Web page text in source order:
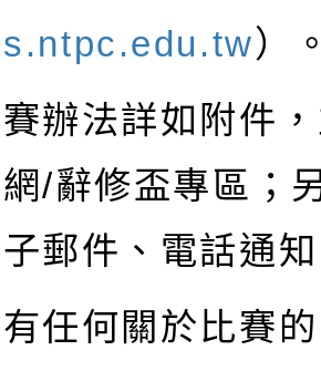
）
辦法詳如附件
/辭修盃專區；
郵件、電話通
任何關於比賽